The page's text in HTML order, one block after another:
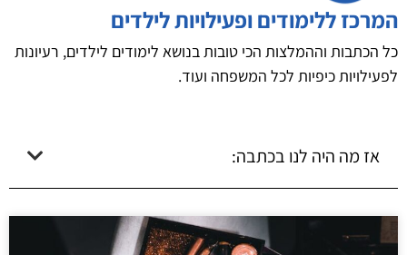
המרכז ללימודים ופעילויות לילדים
כל הכתבות וההמלצות הכי טובות בנושא לימודים לילדים, רעיונות
לפעילויות כיפיות לכל המשפחה ועוד.
אז מה היה לנו בכתבה: